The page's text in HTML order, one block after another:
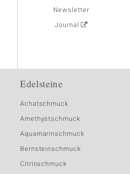
Newsletter
Journal
Edelsteine
Achatschmuck
Amethystschmuck
Aquamarinschmuck
Bernsteinschmuck
Citrinschmuck